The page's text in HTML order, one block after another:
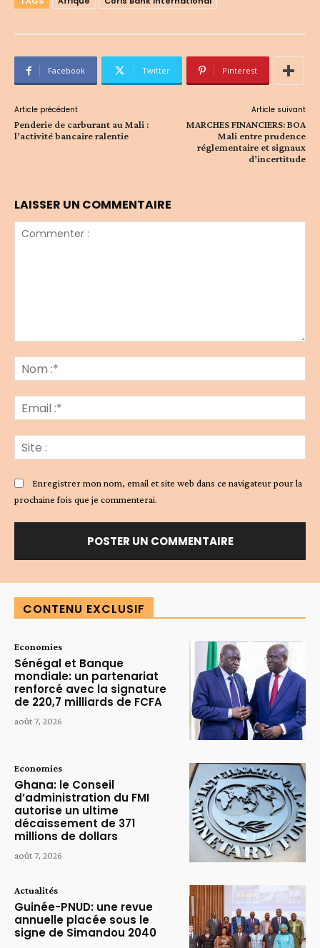
Facebook Twitter Pinterest
Article précédent
Penderie de carburant au Mali :
l’activité bancaire ralentie
Article suivant
MARCHES FINANCIERS: BOA
Mali entre prudence
réglementaire et signaux
d’incertitude
LAISSER UN COMMENTAIRE
:*
:*
:
Enregistrer mon nom, email et site web dans ce navigateur pour la
prochaine fois que je commenterai.
CONTENU EXCLUSIF
Economies
Sénégal et Banque
mondiale: un partenariat
renforcé avec la signature
de 220,7 milliards de FCFA
août 7, 2026
Economies
Ghana: le Conseil
d’administration du FMI
autorise un ultime
décaissement de 371
millions de dollars
août 7, 2026
Actualités
Guinée-PNUD: une revue
annuelle placée sous le
signe de Simandou 2040